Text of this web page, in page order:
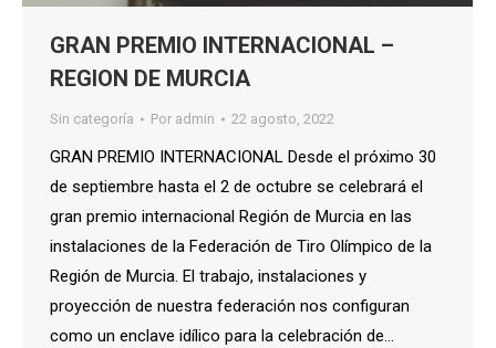
GRAN PREMIO INTERNACIONAL –
REGION DE MURCIA
Sin categoría Por admin 22 agosto, 2022
GRAN PREMIO INTERNACIONAL Desde el próximo 30
de septiembre hasta el 2 de octubre se celebrará el
gran premio internacional Región de Murcia en las
instalaciones de la Federación de Tiro Olímpico de la
Región de Murcia. El trabajo, instalaciones y
proyección de nuestra federación nos configuran
como un enclave idílico para la celebración de…